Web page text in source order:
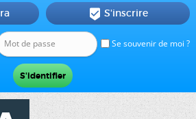
Se souvenir de moi ?
 S'inscrire